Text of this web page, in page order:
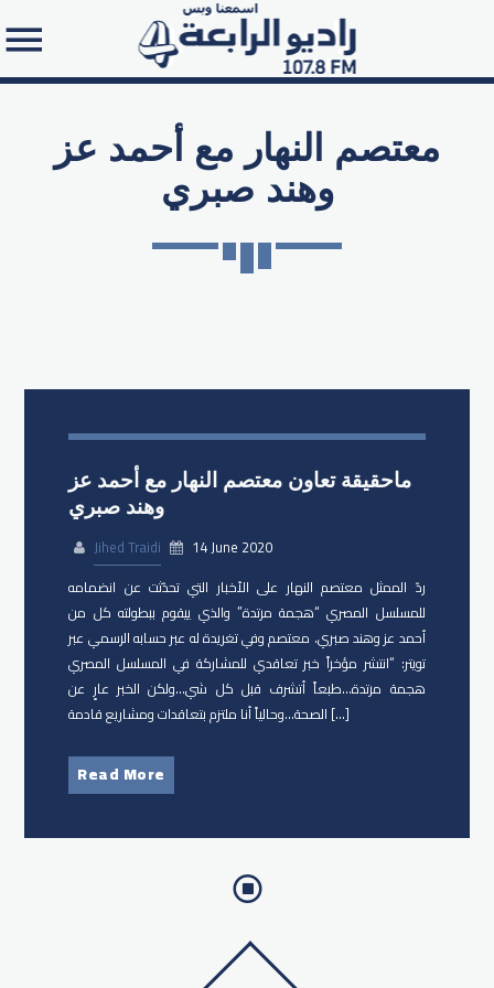
Search in the website:
معتصم النهار مع أحمد عز
وهند صبري
ماحقيقة تعاون معتصم النهار مع أحمد عز
وهند صبري
Jihed Traidi
14 June 2020
ردّ الممثل معتصم النهار على الأخبار التي تحدّثت عن انضمامه
للمسلسل المصري “هجمة مرتدة” والذي ييقوم ببطولته كل من
أحمد عز وهند صبري. معتصم وفي تغريدة له عبر حسابه الرسمي عبر
تويتر: “انتشر مؤخراً خبر تعاقدي للمشاركة في المسلسل المصري
هجمة مرتدة…طبعاً أتشرف قبل كل شي…ولكن الخبر عارٍ عن
الصحة…وحالياً أنا ملتزم بتعاقدات ومشاريع قادمة […]
Read More